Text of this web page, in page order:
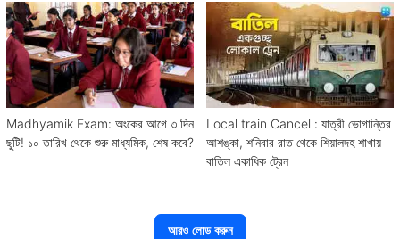
Madhyamik Exam: অংকের আগে ৩ দিন
ছুটি! ১০ তারিখ থেকে শুরু মাধ্যমিক, শেষ কবে?
Local train Cancel : যাত্রী ভোগান্তির
আশঙ্কা, শনিবার রাত থেকে শিয়ালদহ শাখায়
বাতিল একাধিক ট্রেন
আরও লোড করুন